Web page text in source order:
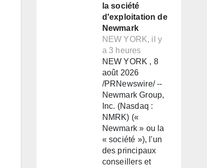
la société
d'exploitation de
Newmark
NEW YORK, il y
a 3 heures
NEW YORK , 8
août 2026
/PRNewswire/ --
Newmark Group,
Inc. (Nasdaq :
NMRK) («
Newmark » ou la
« société »), l'un
des principaux
conseillers et